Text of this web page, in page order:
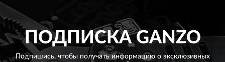
ПОДПИСКАGANZO
Подпишись, чтобы получать информацию о эксклюзивных